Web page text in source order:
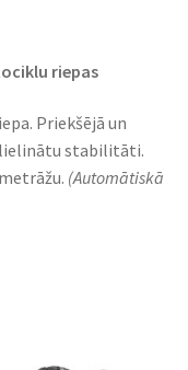
riepas
Priekšējā un
stabilitāti.
(Automātiskā